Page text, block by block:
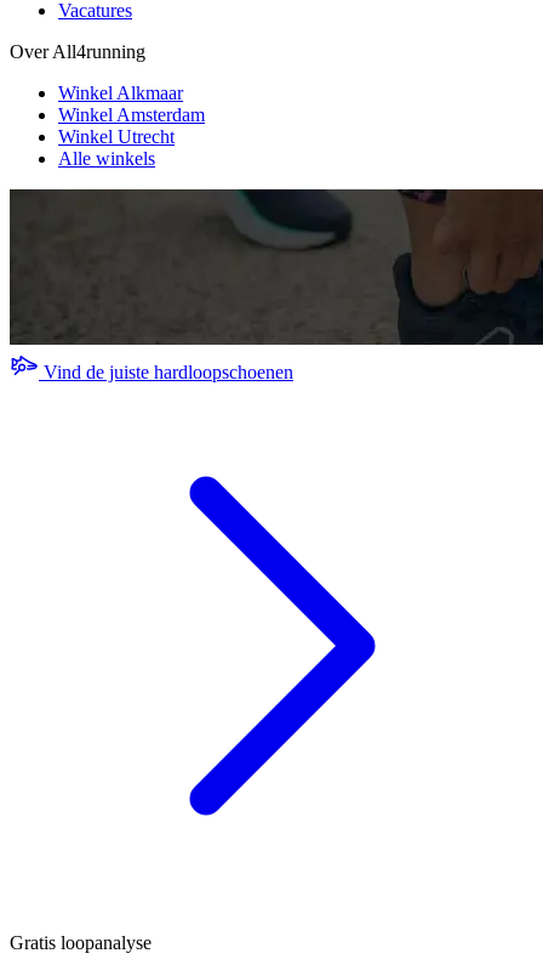
Vacatures
Over All4running
Winkel Alkmaar
Winkel Amsterdam
Winkel Utrecht
Alle winkels
Vind de juiste hardloopschoenen
Gratis loopanalyse